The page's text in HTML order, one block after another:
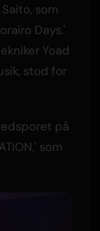
som
Days.'
Yoad
stod for
på
som